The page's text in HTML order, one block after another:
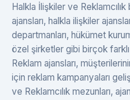
Halkla İlişkiler ve
ajansları, halkla ilişkiler
departmanları, hükümet
özel şirketler gibi birçok
Reklam ajansları,
için reklam kampanyaları
ve Reklamcılık mezunları,